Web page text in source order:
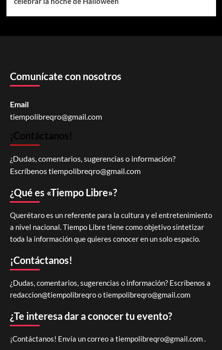
Comunícate con nosotros
Email
tiempolibreqro@gmail.com
¡Contáctanos!
¿Dudas, comentarios, sugerencias o información?
Escríbenostiempolibreqro@gmail.com
¿Qué es «Tiempo Libre»?
Querétaro es un referente para la cultura y el entretenimiento
a nivel nacional. Tiempo Libre tiene como objetivo sintetizar
toda la información que quieres conocer en un solo espacio.
¡Contáctanos!
¿Dudas, comentarios, sugerencias o información? Escríbenos a
redaccion@tiempolibreqro otiempolibreqro@gmail.com
¿Te interesa dar a conocer tu evento?
¡Contáctanos! Envía un correo a tiempolibreqro@gmail.com.